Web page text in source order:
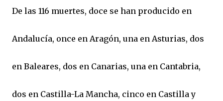
De las 116 muertes, doce se han producido en
Andalucía, once en Aragón, una en Asturias, dos
en Baleares, dos en Canarias, una en Cantabria,
dos en Castilla-La Mancha, cinco en Castilla y